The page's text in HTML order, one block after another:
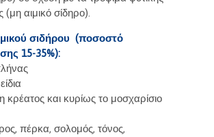
αιμικό σίδηρο).
σιδήρου (ποσοστό
15-35%):
κρέατος και κυρίως το μοσχαρίσιο
πέρκα, σολομός, τόνος,